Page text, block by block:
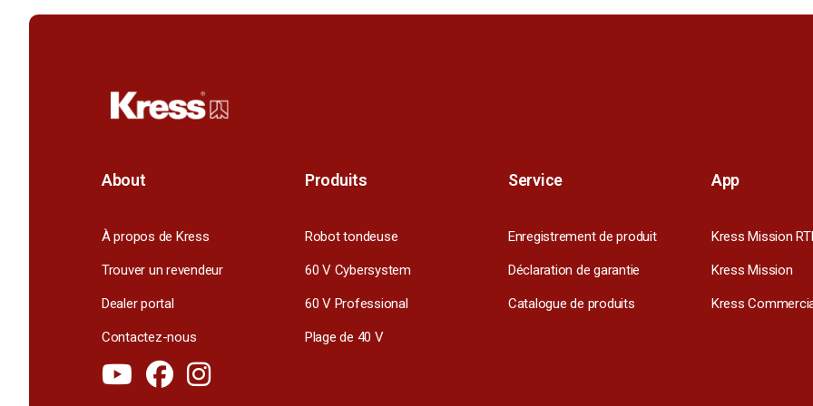
About
À propos de Kress
Trouver un revendeur
Dealer portal
Contactez-nous
Produits
Robot tondeuse
60 V Cybersystem
60 V Professional
Plage de 40 V
Service
Enregistrement de produit
Déclaration de garantie
Catalogue de produits
App
Kress Mission
Kress Mission
Kress